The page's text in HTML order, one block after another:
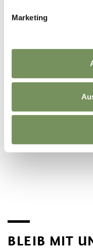
Marketing
BLEIB MIT